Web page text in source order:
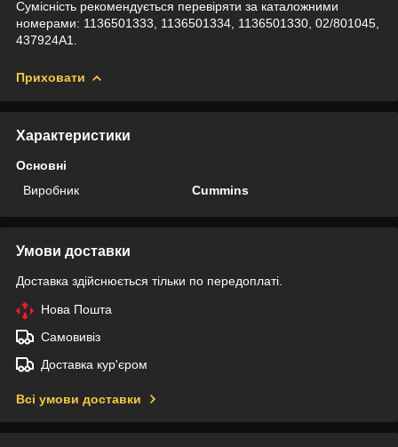
Сумісність рекомендується перевіряти за каталожними
номерами: 1136501333, 1136501334, 1136501330, 02/801045,
437924A1.
Приховати
Характеристики
Основні
Виробник
Cummins
Умови доставки
Доставка здійснюється тільки по передоплаті.
Нова Пошта
Самовивіз
Доставка кур'єром
Всі умови доставки